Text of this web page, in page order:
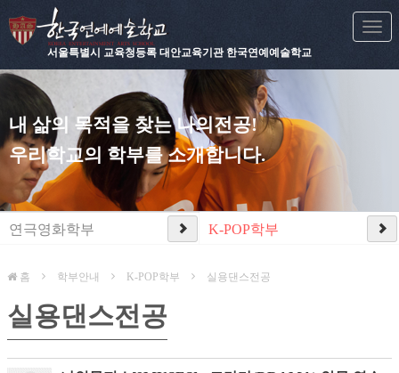
서울특별시 교육청등록 대안교육기관 한국연예예술학교
내 삶의 목적을 찾는 나의전공!
우리학교의 학부를 소개합니다.
연극영화학부 K-POP학부
홈 학부안내 K-POP학부 실용댄스전공
실용댄스전공